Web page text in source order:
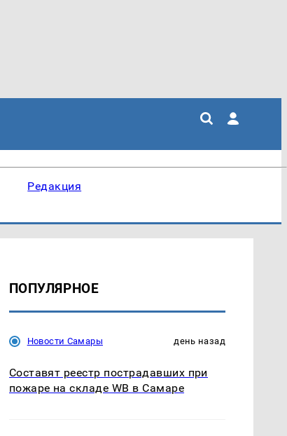
Редакция
ПОПУЛЯРНОЕ
Новости Самары день назад
Составят реестр пострадавших при
пожаре на складе WB в Самаре